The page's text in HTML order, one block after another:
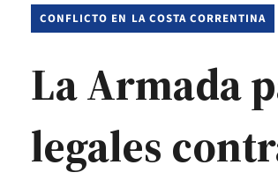
CONFLICTO EN LA COSTA CORRENTINA
La Armada
legales